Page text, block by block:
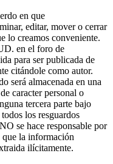
en que
editar, mover o cerrar
lo creamos conveniente.
en el foro de
para ser publicada de
citándole como autor.
será almacenada en una
caracter personal o
tercera parte bajo
los resguardos
se hace responsable por
que la información
ilícitamente.